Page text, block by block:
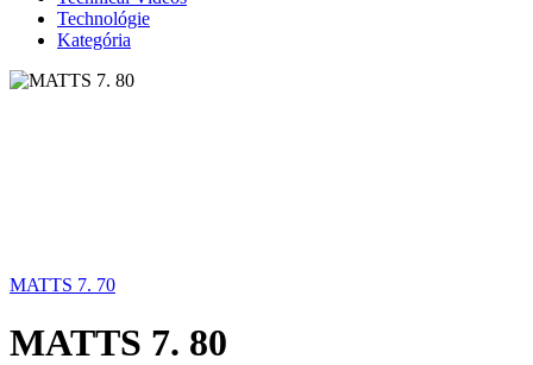
Technológie
Kategória
MATTS 7. 70
MATTS 7. 80